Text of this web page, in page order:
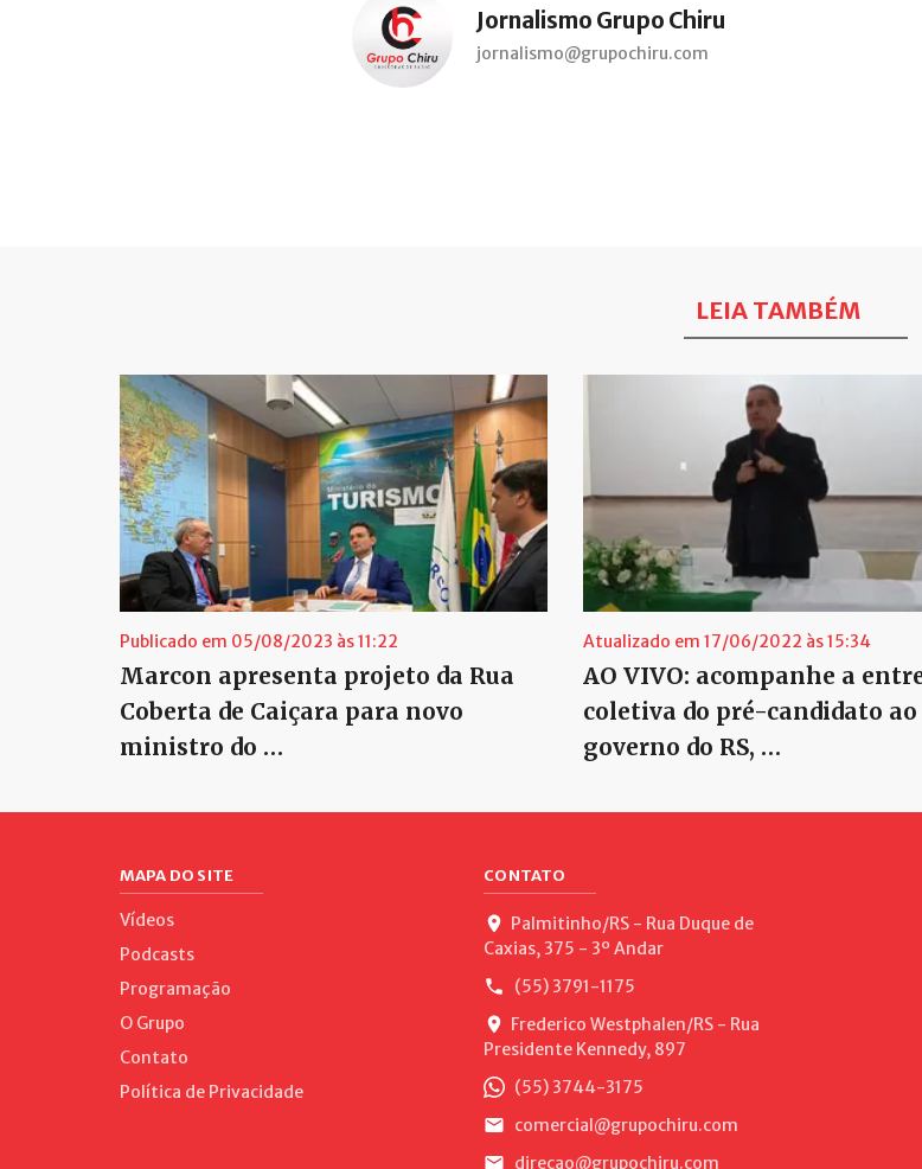
Jornalismo Grupo Chiru
jornalismo@grupochiru.com
LEIA TAMBÉM
Publicado em 05/08/2023 às 11:22
Marcon apresenta projeto da Rua
Coberta de Caiçara para novo
ministro do …
Atualizado em 17/06/2022 às 15:34
AO VIVO: acompanhe a
coletiva do pré-candidato ao
governo do RS, …
MAPA DO SITE
Vídeos
Podcasts
Programação
O Grupo
Contato
Política de Privacidade
CONTATO
Palmitinho/RS - Rua Duque de
Caxias, 375 - 3º Andar
(55) 3791-1175
Frederico Westphalen/RS - Rua
Presidente Kennedy, 897
(55) 3744-3175
comercial@grupochiru.com
direcao@grupochiru.com